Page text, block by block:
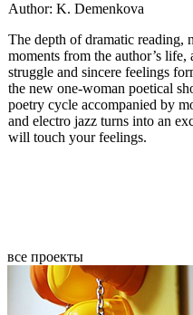
Author: K. Demenkova
The depth of dramatic reading,
moments from the author’s life,
struggle and sincere feelings
the new one-woman poetical
poetry cycle accompanied by
and electro jazz turns into an
will touch your feelings.
все проекты